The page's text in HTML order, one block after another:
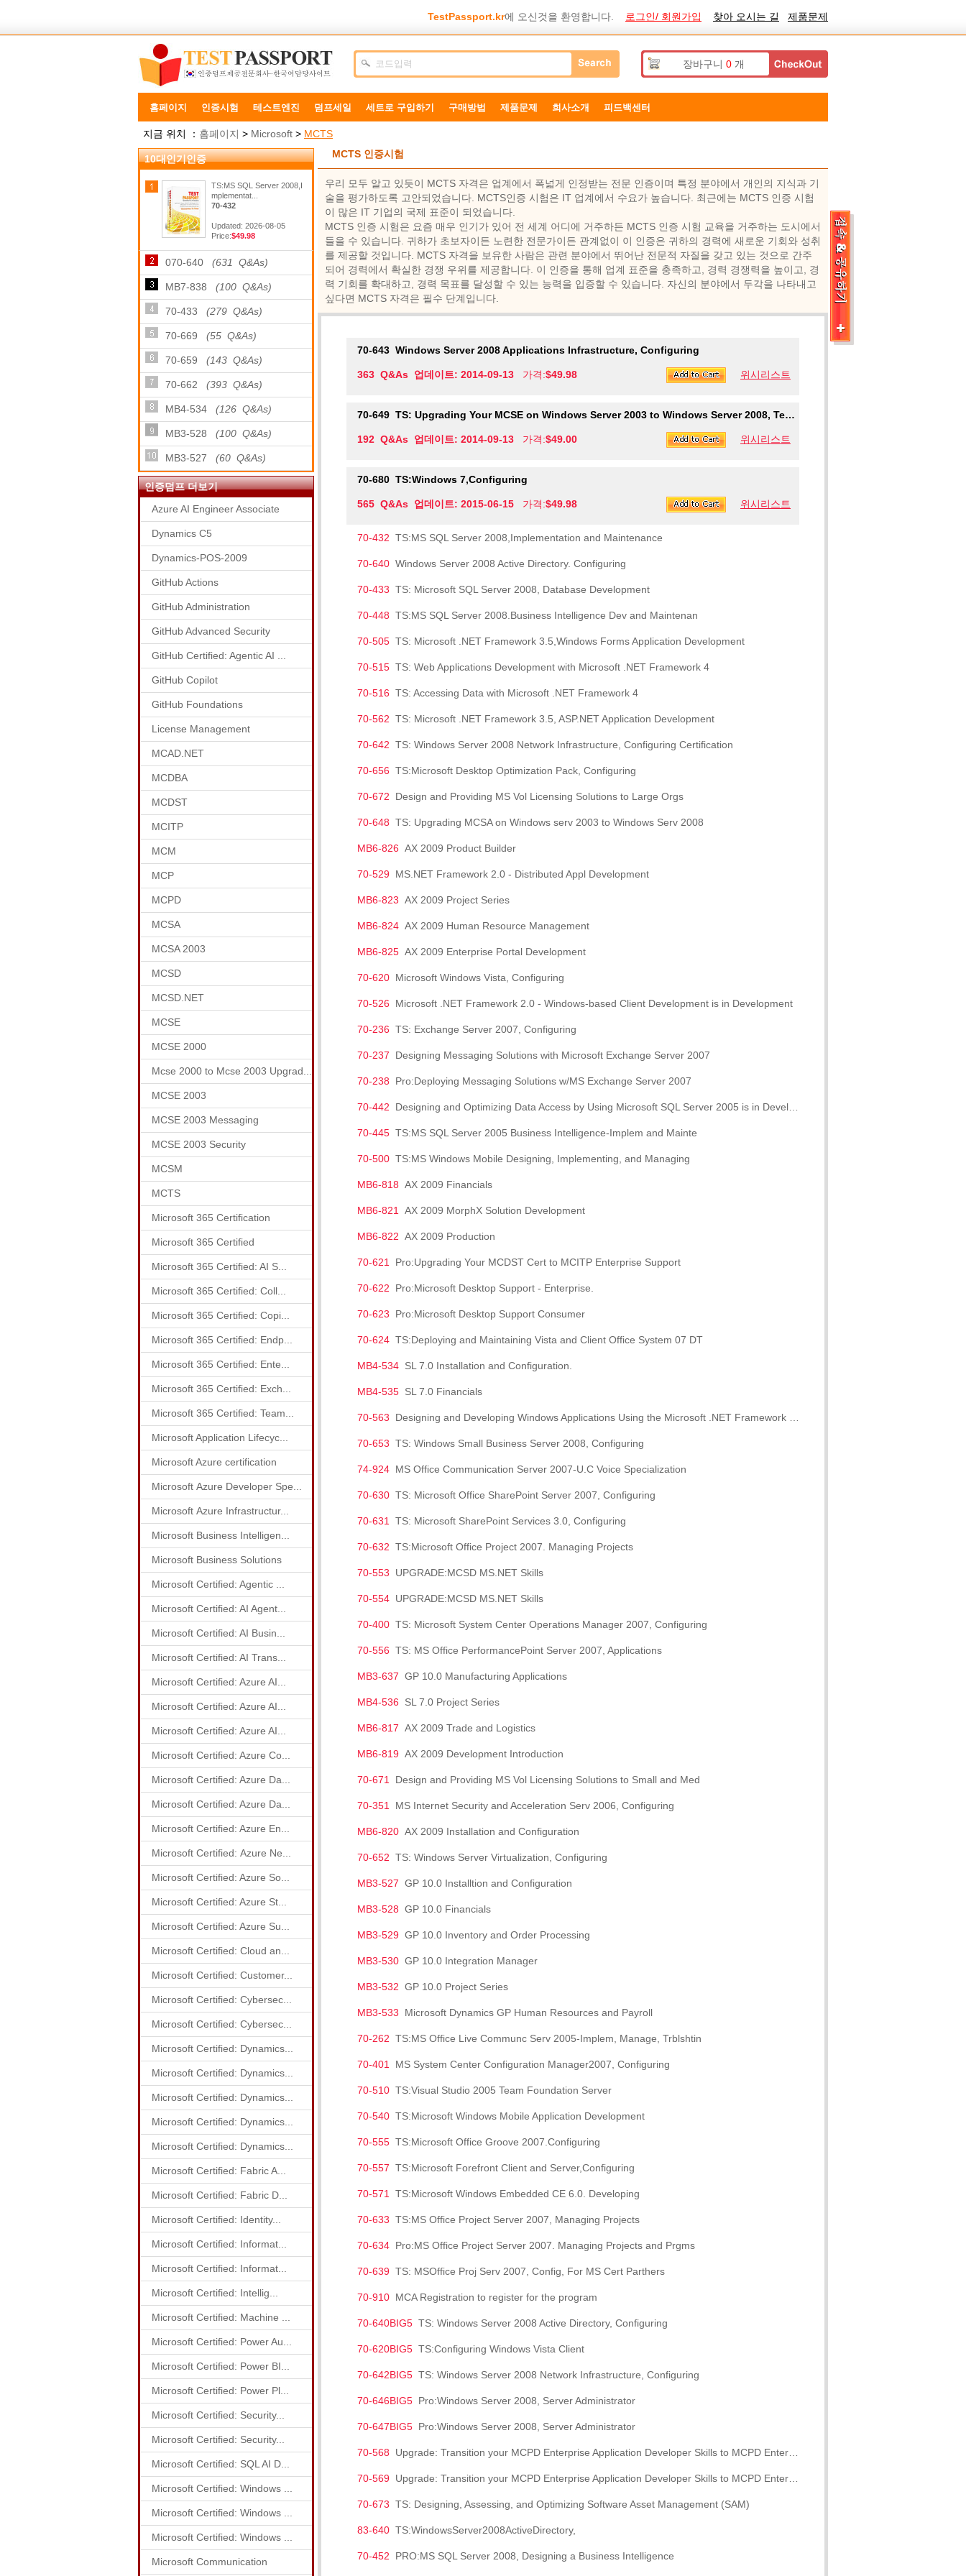
TestPassport.kr에 오신것을 환영합니다. 로그인/ 회원가입 찾아 오시는 길 제품문제
장바구니 0개
홈페이지 인증시험 테스트엔진 덤프세일 세트로 구입하기 구매방법 제품문제 희사소개 피드백센터
지금 위치 ： 홈페이지 > Microsoft > MCTS
10대인기인증
TS:MS SQL Server 2008,I
mplementat...
70-432
Updated: 2026-08-05
Price:$49.98
070-640 (631 Q&As)
MB7-838 (100 Q&As)
70-433 (279 Q&As)
70-669 (55 Q&As)
70-659 (143 Q&As)
70-662 (393 Q&As)
MB4-534 (126 Q&As)
MB3-528 (100 Q&As)
MB3-527 (60 Q&As)
인증덤프 더보기
Azure AI Engineer Associate
Dynamics C5
Dynamics-POS-2009
GitHub Actions
GitHub Administration
GitHub Advanced Security
GitHub Certified: Agentic AI ...
GitHub Copilot
GitHub Foundations
License Management
MCAD.NET
MCDBA
MCDST
MCITP
MCM
MCP
MCPD
MCSA
MCSA 2003
MCSD
MCSD.NET
MCSE
MCSE 2000
Mcse 2000 to Mcse 2003 Upgrad...
MCSE 2003
MCSE 2003 Messaging
MCSE 2003 Security
MCSM
MCTS
Microsoft 365 Certification
Microsoft 365 Certified
Microsoft 365 Certified: AI S...
Microsoft 365 Certified: Coll...
Microsoft 365 Certified: Copi...
Microsoft 365 Certified: Endp...
Microsoft 365 Certified: Ente...
Microsoft 365 Certified: Exch...
Microsoft 365 Certified: Team...
Microsoft Application Lifecyc...
Microsoft Azure certification
Microsoft Azure Developer Spe...
Microsoft Azure Infrastructur...
Microsoft Business Intelligen...
Microsoft Business Solutions
Microsoft Certified: Agentic ...
Microsoft Certified: AI Agent...
Microsoft Certified: AI Busin...
Microsoft Certified: AI Trans...
Microsoft Certified: Azure AI...
Microsoft Certified: Azure AI...
Microsoft Certified: Azure AI...
Microsoft Certified: Azure Co...
Microsoft Certified: Azure Da...
Microsoft Certified: Azure Da...
Microsoft Certified: Azure En...
Microsoft Certified: Azure Ne...
Microsoft Certified: Azure So...
Microsoft Certified: Azure St...
Microsoft Certified: Azure Su...
Microsoft Certified: Cloud an...
Microsoft Certified: Customer...
Microsoft Certified: Cybersec...
Microsoft Certified: Cybersec...
Microsoft Certified: Dynamics...
Microsoft Certified: Dynamics...
Microsoft Certified: Dynamics...
Microsoft Certified: Dynamics...
Microsoft Certified: Dynamics...
Microsoft Certified: Fabric A...
Microsoft Certified: Fabric D...
Microsoft Certified: Identity...
Microsoft Certified: Informat...
Microsoft Certified: Informat...
Microsoft Certified: Intellig...
Microsoft Certified: Machine ...
Microsoft Certified: Power Au...
Microsoft Certified: Power BI...
Microsoft Certified: Power Pl...
Microsoft Certified: Security...
Microsoft Certified: Security...
Microsoft Certified: SQL AI D...
Microsoft Certified: Windows ...
Microsoft Certified: Windows ...
Microsoft Certified: Windows ...
Microsoft Communication
MCTS 인증시험
우리 모두 알고 있듯이 MCTS 자격은 업계에서 폭넓게 인정받는 전문 인증이며 특정 분야에서 개인의 지식과 기
술을 평가하도록 고안되었습니다. MCTS인증 시험은 IT 업계에서 수요가 높습니다. 최근에는 MCTS 인증 시험
이 많은 IT 기업의 국제 표준이 되었습니다.
MCTS 인증 시험은 요즘 매우 인기가 있어 전 세계 어디에 거주하든 MCTS 인증 시험 교육을 거주하는 도시에서
들을 수 있습니다. 귀하가 초보자이든 노련한 전문가이든 관계없이 이 인증은 귀하의 경력에 ​​새로운 기회와 성취
를 제공할 것입니다. MCTS 자격을 보유한 사람은 관련 분야에서 뛰어난 전문적 자질을 갖고 있는 것으로 간주
되어 경력에서 확실한 경쟁 우위를 제공합니다. 이 인증을 통해 업계 표준을 충족하고, 경력 경쟁력을 높이고, 경
력 기회를 확대하고, 경력 목표를 달성할 수 있는 능력을 입증할 수 있습니다. 자신의 분야에서 두각을 나타내고
싶다면 MCTS 자격은 필수 단계입니다.
70-643 Windows Server 2008 Applications Infrastructure, Configuring
위시리스트
363 Q&As 업데이트: 2014-09-13 가격:$49.98
70-649 TS: Upgrading Your MCSE on Windows Server 2003 to Windows Server 2008, Technology Specialist
위시리스트
192 Q&As 업데이트: 2014-09-13 가격:$49.00
70-680 TS:Windows 7,Configuring
위시리스트
565 Q&As 업데이트: 2015-06-15 가격:$49.98
70-432 TS:MS SQL Server 2008,Implementation and Maintenance
70-640 Windows Server 2008 Active Directory. Configuring
70-433 TS: Microsoft SQL Server 2008, Database Development
70-448 TS:MS SQL Server 2008.Business Intelligence Dev and Maintenan
70-505 TS: Microsoft .NET Framework 3.5,Windows Forms Application Development
70-515 TS: Web Applications Development with Microsoft .NET Framework 4
70-516 TS: Accessing Data with Microsoft .NET Framework 4
70-562 TS: Microsoft .NET Framework 3.5, ASP.NET Application Development
70-642 TS: Windows Server 2008 Network Infrastructure, Configuring Certification
70-656 TS:Microsoft Desktop Optimization Pack, Configuring
70-672 Design and Providing MS Vol Licensing Solutions to Large Orgs
70-648 TS: Upgrading MCSA on Windows serv 2003 to Windows Serv 2008
MB6-826 AX 2009 Product Builder
70-529 MS.NET Framework 2.0 - Distributed Appl Development
MB6-823 AX 2009 Project Series
MB6-824 AX 2009 Human Resource Management
MB6-825 AX 2009 Enterprise Portal Development
70-620 Microsoft Windows Vista, Configuring
70-526 Microsoft .NET Framework 2.0 - Windows-based Client Development is in Development
70-236 TS: Exchange Server 2007, Configuring
70-237 Designing Messaging Solutions with Microsoft Exchange Server 2007
70-238 Pro:Deploying Messaging Solutions w/MS Exchange Server 2007
70-442 Designing and Optimizing Data Access by Using Microsoft SQL Server 2005 is in Development
70-445 TS:MS SQL Server 2005 Business Intelligence-Implem and Mainte
70-500 TS:MS Windows Mobile Designing, Implementing, and Managing
MB6-818 AX 2009 Financials
MB6-821 AX 2009 MorphX Solution Development
MB6-822 AX 2009 Production
70-621 Pro:Upgrading Your MCDST Cert to MCITP Enterprise Support
70-622 Pro:Microsoft Desktop Support - Enterprise.
70-623 Pro:Microsoft Desktop Support Consumer
70-624 TS:Deploying and Maintaining Vista and Client Office System 07 DT
MB4-534 SL 7.0 Installation and Configuration.
MB4-535 SL 7.0 Financials
70-563 Designing and Developing Windows Applications Using the Microsoft .NET Framework 3.5
70-653 TS: Windows Small Business Server 2008, Configuring
74-924 MS Office Communication Server 2007-U.C Voice Specialization
70-630 TS: Microsoft Office SharePoint Server 2007, Configuring
70-631 TS: Microsoft SharePoint Services 3.0, Configuring
70-632 TS:Microsoft Office Project 2007. Managing Projects
70-553 UPGRADE:MCSD MS.NET Skills
70-554 UPGRADE:MCSD MS.NET Skills
70-400 TS: Microsoft System Center Operations Manager 2007, Configuring
70-556 TS: MS Office PerformancePoint Server 2007, Applications
MB3-637 GP 10.0 Manufacturing Applications
MB4-536 SL 7.0 Project Series
MB6-817 AX 2009 Trade and Logistics
MB6-819 AX 2009 Development Introduction
70-671 Design and Providing MS Vol Licensing Solutions to Small and Med
70-351 MS Internet Security and Acceleration Serv 2006, Configuring
MB6-820 AX 2009 Installation and Configuration
70-652 TS: Windows Server Virtualization, Configuring
MB3-527 GP 10.0 Installtion and Configuration
MB3-528 GP 10.0 Financials
MB3-529 GP 10.0 Inventory and Order Processing
MB3-530 GP 10.0 Integration Manager
MB3-532 GP 10.0 Project Series
MB3-533 Microsoft Dynamics GP Human Resources and Payroll
70-262 TS:MS Office Live Communc Serv 2005-Implem, Manage, Trblshtin
70-401 MS System Center Configuration Manager2007, Configuring
70-510 TS:Visual Studio 2005 Team Foundation Server
70-540 TS:Microsoft Windows Mobile Application Development
70-555 TS:Microsoft Office Groove 2007.Configuring
70-557 TS:Microsoft Forefront Client and Server,Configuring
70-571 TS:Microsoft Windows Embedded CE 6.0. Developing
70-633 TS:MS Office Project Server 2007, Managing Projects
70-634 Pro:MS Office Project Server 2007. Managing Projects and Prgms
70-639 TS: MSOffice Proj Serv 2007, Config, For MS Cert Parthers
70-910 MCA Registration to register for the program
70-640BIG5 TS: Windows Server 2008 Active Directory, Configuring
70-620BIG5 TS:Configuring Windows Vista Client
70-642BIG5 TS: Windows Server 2008 Network Infrastructure, Configuring
70-646BIG5 Pro:Windows Server 2008, Server Administrator
70-647BIG5 Pro:Windows Server 2008, Server Administrator
70-568 Upgrade: Transition your MCPD Enterprise Application Developer Skills to MCPD Enterprise Applications Developer 3.5, Part 1
70-569 Upgrade: Transition your MCPD Enterprise Application Developer Skills to MCPD Enterprise Applications Developer 3.5, Part 2
70-673 TS: Designing, Assessing, and Optimizing Software Asset Management (SAM)
83-640 TS:WindowsServer2008ActiveDirectory,
70-452 PRO:MS SQL Server 2008, Designing a Business Intelligence